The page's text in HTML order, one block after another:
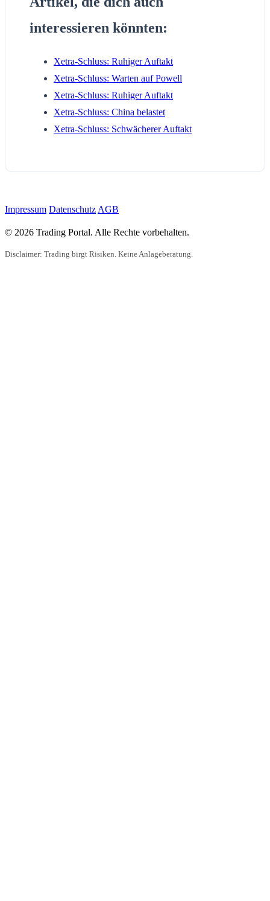
interessieren könnten:
Xetra-Schluss: Ruhiger Auftakt
Xetra-Schluss: Warten auf Powell
Xetra-Schluss: Ruhiger Auftakt
Xetra-Schluss: China belastet
Xetra-Schluss: Schwächerer Auftakt
Impressum Datenschutz AGB
© 2026 Trading Portal. Alle Rechte vorbehalten.
Disclaimer: Trading birgt Risiken. Keine Anlageberatung.